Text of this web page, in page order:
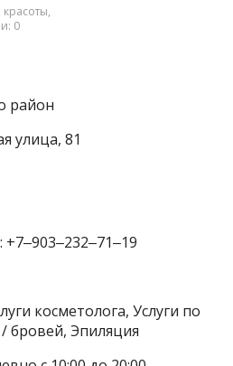
,
0
район
улица, 81
косметолога, Услуги по
бровей, Эпиляция